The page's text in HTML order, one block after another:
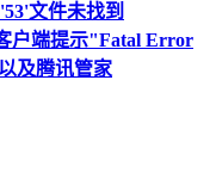
文件未找到
户端提示"Fatal Error
及腾讯管家